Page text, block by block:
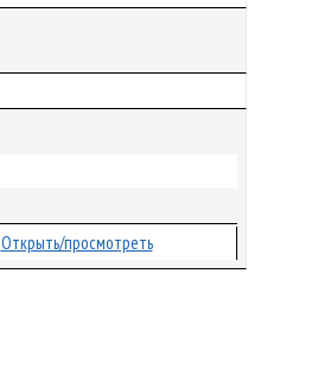
Открыть/просмотреть